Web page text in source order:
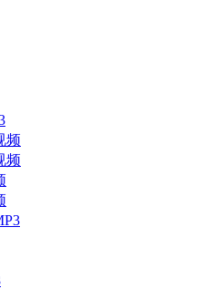
频
频